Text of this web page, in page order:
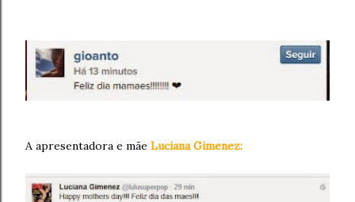
A apresentadora e mãe Luciana Gimenez: